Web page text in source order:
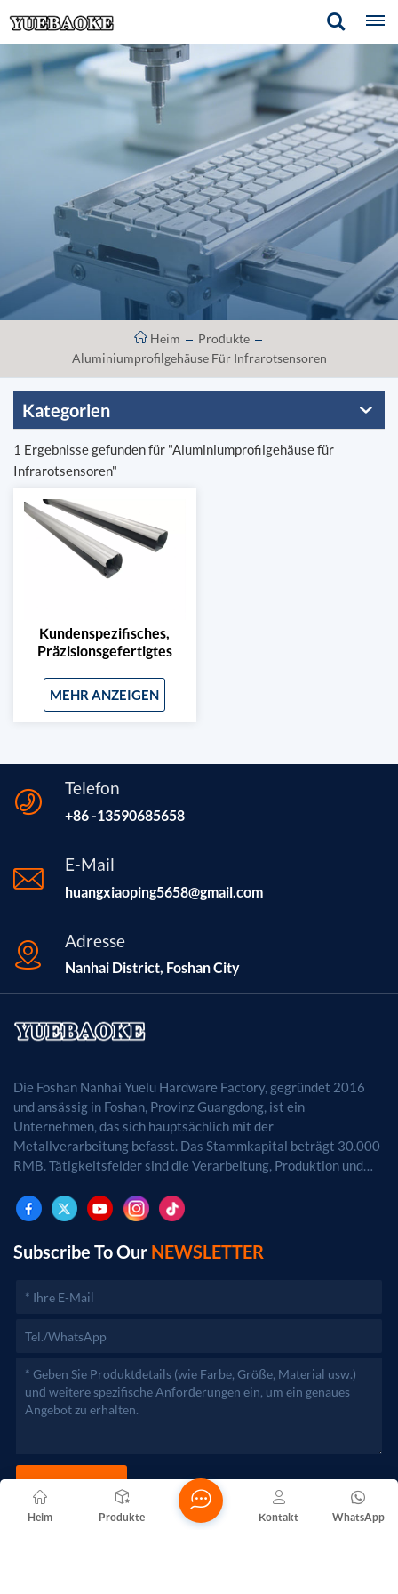
Heim
Produkte
Aluminiumprofilgehäuse Für Infrarotsensoren
Kategorien
1 Ergebnisse gefunden für "Aluminiumprofilgehäuse für
Infrarotsensoren"
Kundenspezifisches,
Präzisionsgefertigtes
Aluminiumprofilgehäuse
Für Infrarotsensoren
MEHR ANZEIGEN
Telefon
+86 -13590685658
E-Mail
huangxiaoping5658@gmail.com
Adresse
Nanhai District, Foshan City
Die Foshan Nanhai Yuelu Hardware Factory, gegründet 2016
und ansässig in Foshan, Provinz Guangdong, ist ein
Unternehmen, das sich hauptsächlich mit der
Metallverarbeitung befasst. Das Stammkapital beträgt 30.000
RMB. Tätigkeitsfelder sind die Verarbeitung, Produktion und
genehmigungspflichtigen Projekten dürfen die
Geschäftstätigkeiten erst nach Genehmigung durch die
zuständigen Behörden aufgenommen werden.)
Subscribe To Our NEWSLETTER
JETZT SENDEN
Heim Produkte WhatsApp
Kontakt